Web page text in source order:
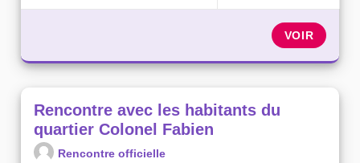
VOIR
Rencontre avec les habitants du
quartier Colonel Fabien
Rencontre officielle